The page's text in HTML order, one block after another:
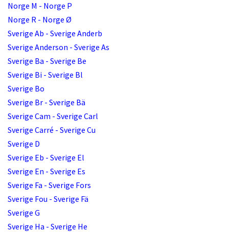
Norge M - Norge P
Norge R - Norge Ø
Sverige Ab - Sverige Anderb
Sverige Anderson - Sverige As
Sverige Ba - Sverige Be
Sverige Bi - Sverige Bl
Sverige Bo
Sverige Br - Sverige Bä
Sverige Cam - Sverige Carl
Sverige Carré - Sverige Cu
Sverige D
Sverige Eb - Sverige El
Sverige En - Sverige Es
Sverige Fa - Sverige Fors
Sverige Fou - Sverige Fä
Sverige G
Sverige Ha - Sverige He